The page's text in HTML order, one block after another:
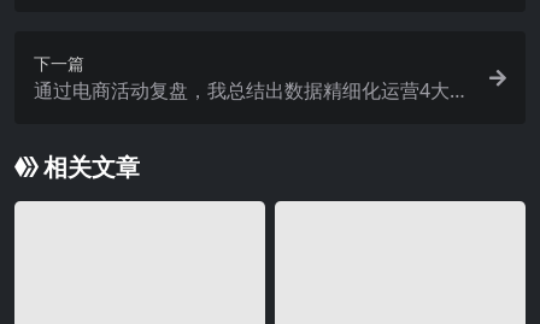
下一篇
通过电商活动复盘，我总结出数据精细化运营4大前
相关文章